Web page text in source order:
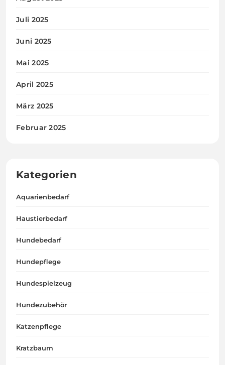
Juli 2025
Juni 2025
Mai 2025
April 2025
März 2025
Februar 2025
Kategorien
Aquarienbedarf
Haustierbedarf
Hundebedarf
Hundepflege
Hundespielzeug
Hundezubehör
Katzenpflege
Kratzbaum